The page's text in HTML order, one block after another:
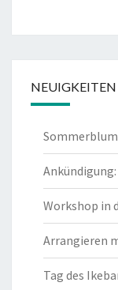
NEUIGKEITEN
Workshop in
Arrangieren
Tag des